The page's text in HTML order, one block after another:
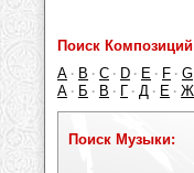
Поиск
A · B · C · D · E · F · G
А · Б · В · Г · Д · Е · Ж
Поиск Музыки: